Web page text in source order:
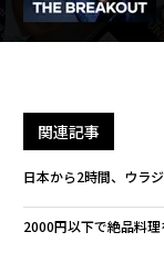
関連記事
日本から2時間、ウラ
2000円以下で絶品料